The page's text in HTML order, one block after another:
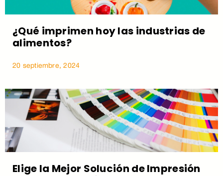
¿Qué imprimen hoy las industrias de
alimentos?
20 septiembre, 2024
Elige la Mejor Solución de Impresión